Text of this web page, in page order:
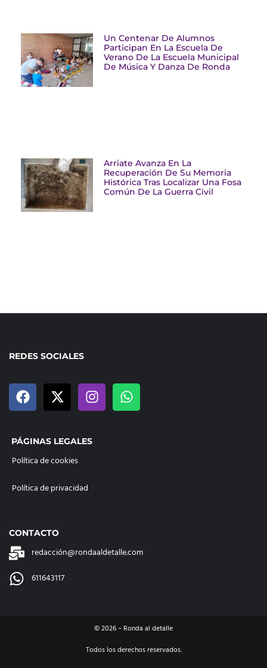
Un Centenar De Alumnos
Participan En La Escuela De
Verano De La Escuela Municipal
De Música Y Danza De Ronda
Arriate Avanza En La
Recuperación De Su Memoria
Histórica Tras Localizar Una Fosa
Común De La Guerra Civil
REDES SOCIALES
PÁGINAS LEGALES
Política de cookies
Política de privacidad
CONTACTO
redacción@rondaaldetalle.com
611643117
©2026– Ronda al detalle
Todos los derechos reservados.